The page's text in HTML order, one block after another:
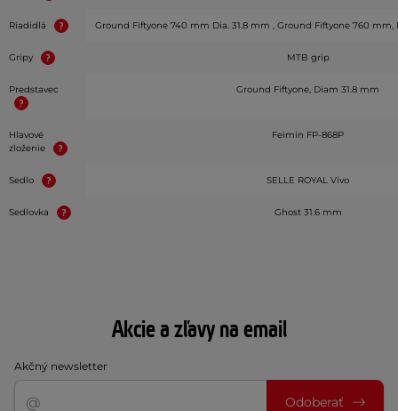
Riadidlá Ground Fiftyone 740 mm Dia. 31.8 mm , Ground Fiftyone 760 mm,
Gripy MTB grip
Predstavec Ground Fiftyone, Diam 31.8 mm
Hlavové
zloženie
Feimin FP-868P
Sedlo SELLE ROYAL Vivo
Sedlovka Ghost 31.6 mm
Akcie a zľavy na email
Akčný newsletter
Odoberať